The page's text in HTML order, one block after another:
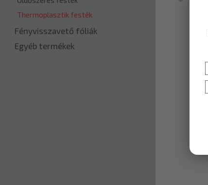
Thermoplasztik festék
Fényvisszavető fóliák
Egyéb termékek